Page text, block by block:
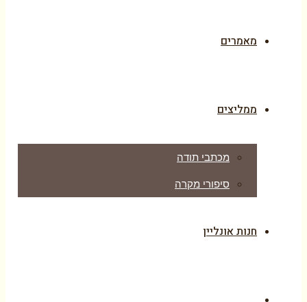
מאמרים
ממליצים
מכתבי תודה
סיפורי מקרה
חנות אונליין